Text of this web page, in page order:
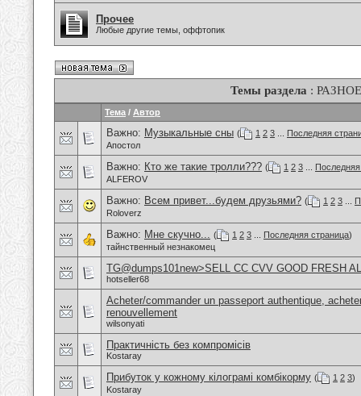
Прочее
Любые другие темы, оффтопик
Темы раздела : РАЗНОЕ
Тема / Автор
Важно: Музыкальные сны ( 1 2 3
Последняя
Апостол
Важно: Кто же такие тролли??? ( 1 2 3
ALFEROV
Важно: Всем привет...будем друзьями? ( 1 2 3
Roloverz
Важно: Мне скучно... ( 1 2 3 Последняя страница)
тайнственный незнакомец
TG@dumps101new>SELL CC CVV GOOD FRESH
hotseller68
Acheter/commander un passeport authentique,
renouvellement
wilsonyati
Практичність без компромісів
Kostaray
Прибуток у кожному кілограмі комбікорму ( 1 2 3)
Kostaray